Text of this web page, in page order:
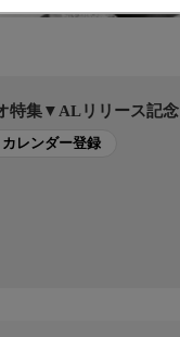
特集▼ALリリース記念
カレンダー登録